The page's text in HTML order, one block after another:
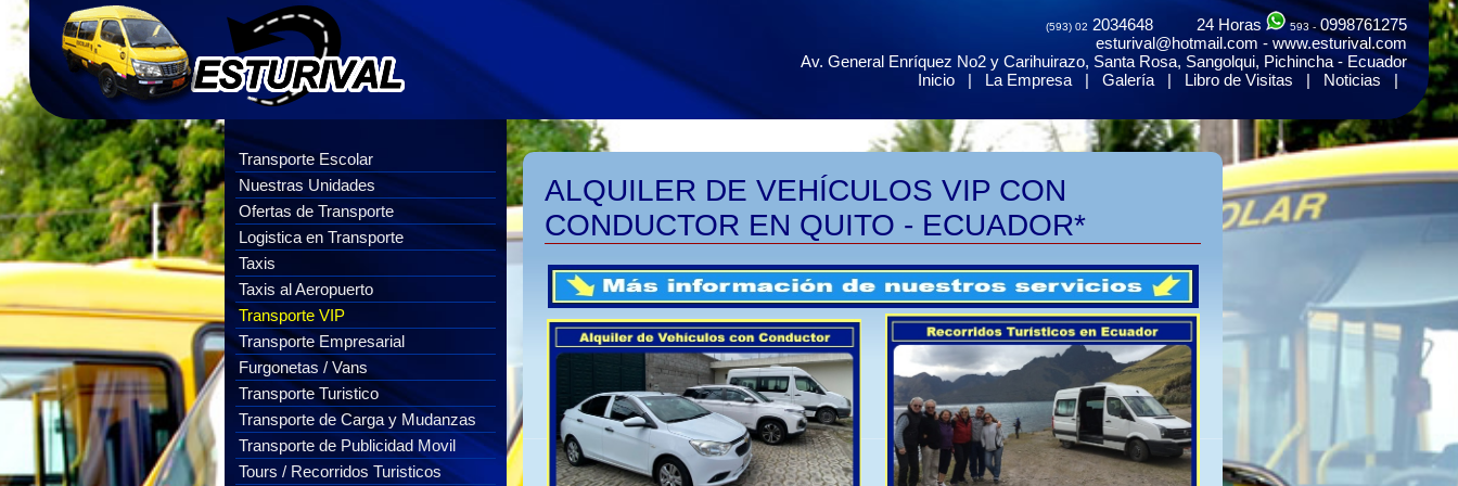
(593) 02 2034648 24 Horas 593 -0998761275
esturival@hotmail.com - www.esturival.com
Av. General Enríquez No2 y Carihuirazo, Santa Rosa, Sangolqui, Pichincha - Ecuador
Inicio | La Empresa |Galería | Libro de Visitas | Noticias |
ALQUILER DE VEHÍCULOS VIP CON
CONDUCTOR EN QUITO - ECUADOR*
Transporte Escolar
Nuestras Unidades
Ofertas de Transporte
Logistica en Transporte
Taxis
Taxis al Aeropuerto
Transporte VIP
Transporte Empresarial
Furgonetas / Vans
Transporte Turistico
Transporte de Carga y Mudanzas
Transporte de Publicidad Movil
Tours / Recorridos Turisticos